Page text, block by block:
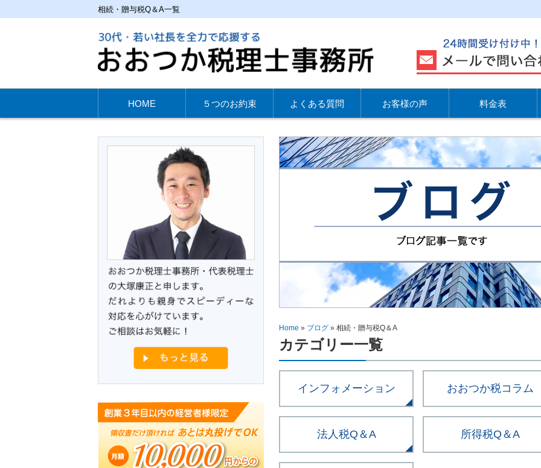
相続・贈与税Q＆A一覧
HOME ５つのお約束 よくある質問 お客様の声 料金表
Home » ブログ » 相続・贈与税Q＆A
カテゴリー一覧
インフォメーション おおつか税コラム
法人税Q＆A 所得税Q＆A